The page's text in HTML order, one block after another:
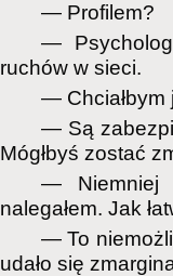
— Profilem?
—
ruchów w sieci.
— Chciałbym
— Są
Mógłbyś zostać
— Niemniej
nalegałem. Jak
— To
udało się